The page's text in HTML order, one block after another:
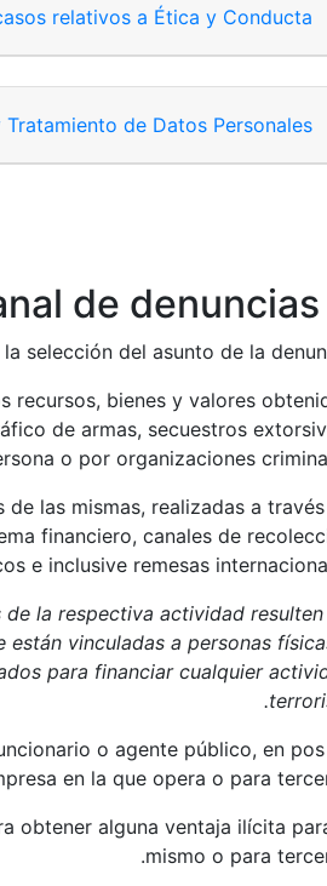
relativos a Ética y Conducta
de Datos Personales
de denuncias
selección del asunto de la
recursos, bienes y valores
de armas, secuestros
o por organizaciones
las mismas, realizadas a
financiero, canales de
e inclusive remesas
de la respectiva actividad resulten
vinculadas a personas
para financiar cualquier
o agente público, en
en la que opera o para
obtener alguna ventaja ilícita
mismo o para